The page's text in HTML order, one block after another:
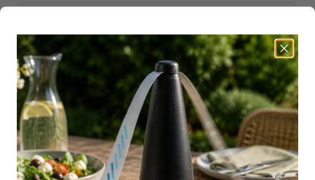
Reviews
GEEF BEOORDELING
Uw naam:
Opmerking: